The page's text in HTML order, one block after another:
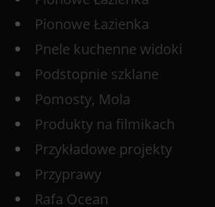
Pionowe Łazienka
Pnele kuchenne widoki
Podstopnie szklane
Pomosty, Mola
Produkty na filmikach
Przykładowe projekty
Przyprawy
Rafa Ocean